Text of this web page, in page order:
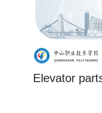
Elevator